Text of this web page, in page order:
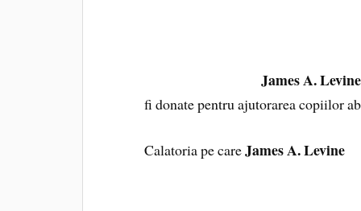
ca am esuat“, spuneJames A. Levine
fi donate pentru ajutorarea copiilor
Calatoria pe careJames A. Levine